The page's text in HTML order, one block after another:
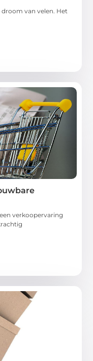
van velen. Het
verkoopervaring